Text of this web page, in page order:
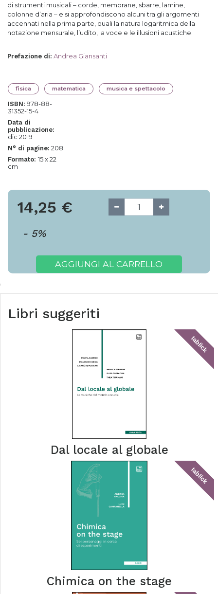
di strumenti musicali – corde, membrane, sbarre, lamine,
colonne d’aria – e si approfondiscono alcuni tra gli argomenti
accennati nella prima parte, quali la natura logaritmica della
notazione mensurale, l’udito, la voce e le illusioni acustiche.
Prefazione di: Andrea Giansanti
fisica matematica musica e spettacolo
ISBN: 978-88-
31352-15-4
Data di
pubblicazione:
dic 2019
N° di pagine: 208
Formato: 15 x 22
cm
14,25 €
- 5%
AGGIUNGI AL CARRELLO
Libri suggeriti
tablick
Dal locale al globale
tablick
Chimica on the stage